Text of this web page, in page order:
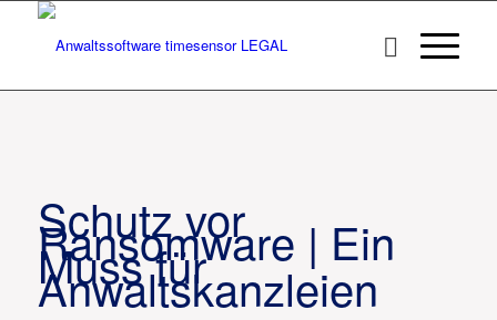
Schutz vor
Ransomware | Ein
Muss für
Anwaltskanzleien